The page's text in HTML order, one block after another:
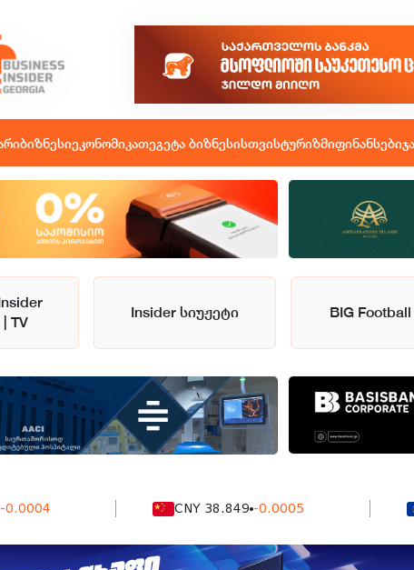
ბიზნესიეკონომიკათეგეტა ბიზნესისთვისტურიზმიფინანსები
TV
Insider სიუჟეტი BIG
CNY 38.849 -0.0005